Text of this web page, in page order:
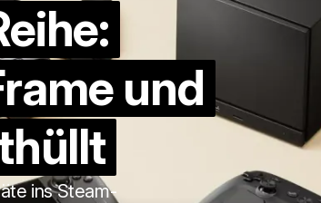
und
ins Steam-